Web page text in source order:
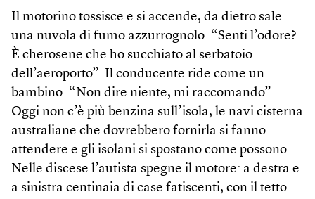
Il motorino tossisce e si accende, da dietro sale
una nuvola di fumo azzurrognolo. “Senti l’odore?
È cherosene che ho succhiato al serbatoio
dell’aeroporto”. Il conducente ride come un
bambino. “Non dire niente, mi raccomando”.
Oggi non c’è più benzina sull’isola, le navi cisterna
australiane che dovrebbero fornirla si fanno
attendere e gli isolani si spostano come possono.
Nelle discese l’autista spegne il motore: a destra e
a sinistra centinaia di case fatiscenti, con il tetto